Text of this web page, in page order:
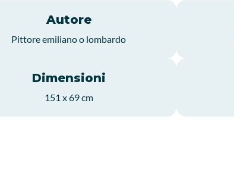
Autore
Pittore emiliano o lombardo
Dimensioni
151 x 69 cm